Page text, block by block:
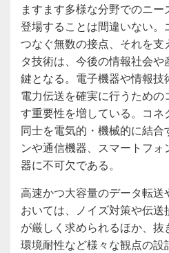
ますます多様な分野でのニ
登場することは間違いない
つなぐ無数の接点、それを支
タ技術は、今後の情報社会
鍵となる。電子機器や情報
電力伝送を確実に行うための
す重要性を増している。コ
同士を電気的・機械的に結合
ンや通信機器、スマートフ
器に不可欠である。
高速かつ大容量のデータ転
おいては、ノイズ対策や伝
が厳しく求められるほか、抜
環境耐性など様々な観点の設